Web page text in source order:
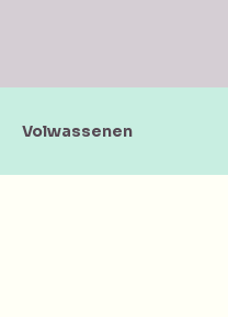
Volwassenen